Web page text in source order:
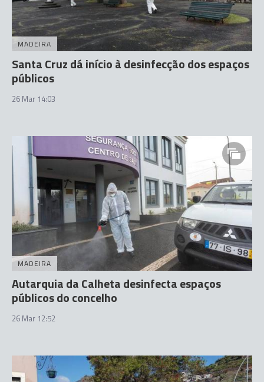
MADEIRA
Santa Cruz dá início à desinfecção dos espaços
públicos
26 Mar 14:03
MADEIRA
Autarquia da Calheta desinfecta espaços
públicos do concelho
26 Mar 12:52